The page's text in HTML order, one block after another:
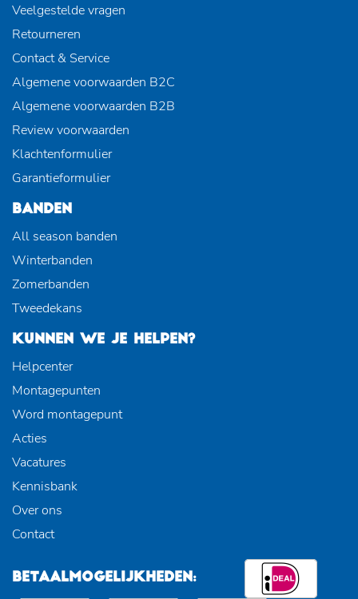
Veelgestelde vragen
Retourneren
Contact & Service
Algemene voorwaarden B2C
Algemene voorwaarden B2B
Review voorwaarden
Klachtenformulier
Garantieformulier
BANDEN
All season banden
Winterbanden
Zomerbanden
Tweedekans
KUNNEN WE JE HELPEN?
Helpcenter
Montagepunten
Word montagepunt
Acties
Vacatures
Kennisbank
Over ons
Contact
BETAALMOGELIJKHEDEN: